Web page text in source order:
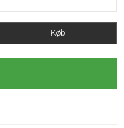
Køb